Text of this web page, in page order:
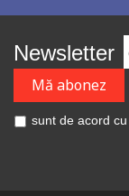
Newsletter
sunt de acord cu